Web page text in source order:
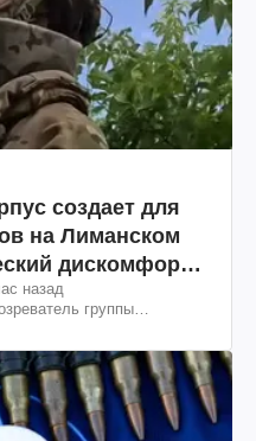
создает для
на Лиманском
дискомфорт:
назад
группы